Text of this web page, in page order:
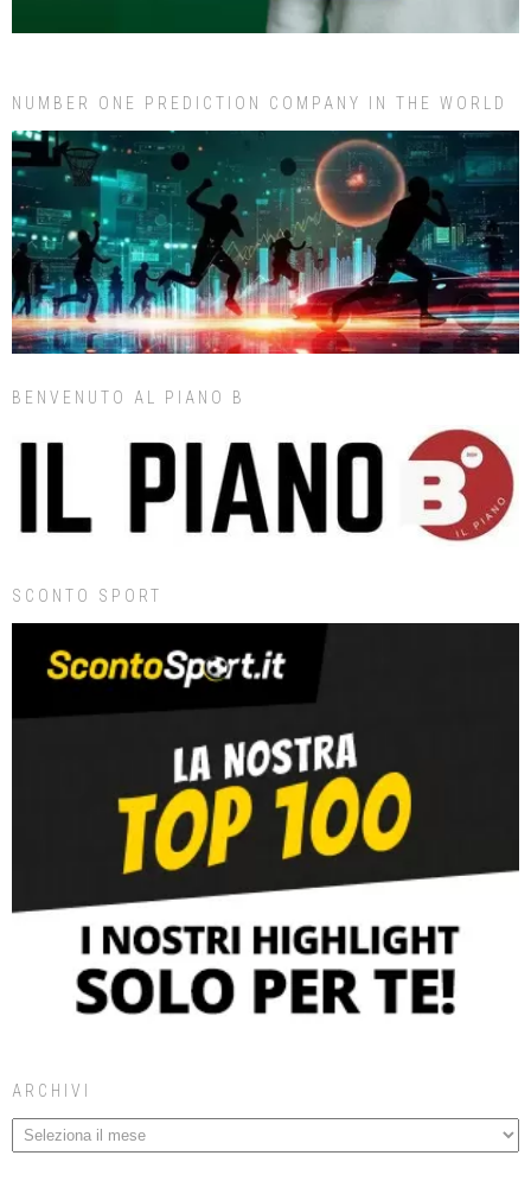
NUMBER ONE PREDICTION COMPANY IN THE WORLD
BENVENUTO AL PIANO B
SCONTO SPORT
ARCHIVI